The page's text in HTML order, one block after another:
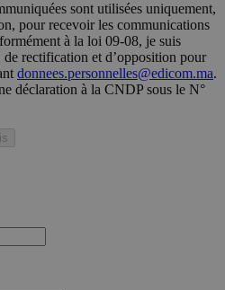
sont utilisées uniquement,
pour recevoir les communications
à la loi 09-08, je suis
de rectification et d’opposition pour
donnees.personnelles@edicom.ma.
déclaration à la CNDP sous le N°